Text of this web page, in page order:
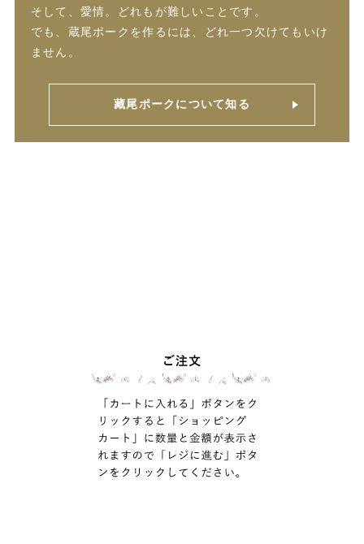
そして、愛情。どれもが難しいことです。
でも、蔵尾ポークを作るには、どれ一つ欠けてもいけ
ません。
藏尾ポークについて知る